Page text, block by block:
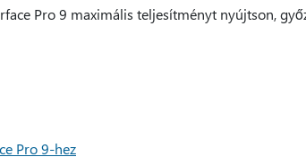
Pro 9 maximális teljesítményt nyújtson,
Pro 9-hez